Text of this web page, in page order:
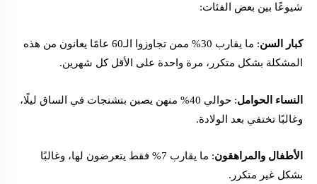
شيوعًا بين بعض الفئات:
كبار السن
: ما يقارب 30% ممن تجاوزوا الـ60 عامًا يعانون من هذه
المشكلة بشكل متكرر، مرة واحدة على الأقل كل شهرين.
النساء الحوامل
: حوالي 40% منهن يصبن بتشنجات في الساق ليلًا،
وغالبًا تختفي بعد الولادة.
الأطفال والمراهقون
: ما يقارب 7% فقط يتعرضون لها، وغالبًا
بشكل غير متكرر.